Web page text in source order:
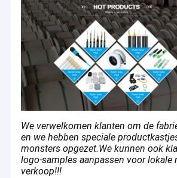
We verwelkomen klanten om de
en we hebben speciale
monsters opgezet.We kunnen ook
logo-samples aanpassen voor lokale
verkoop!!!